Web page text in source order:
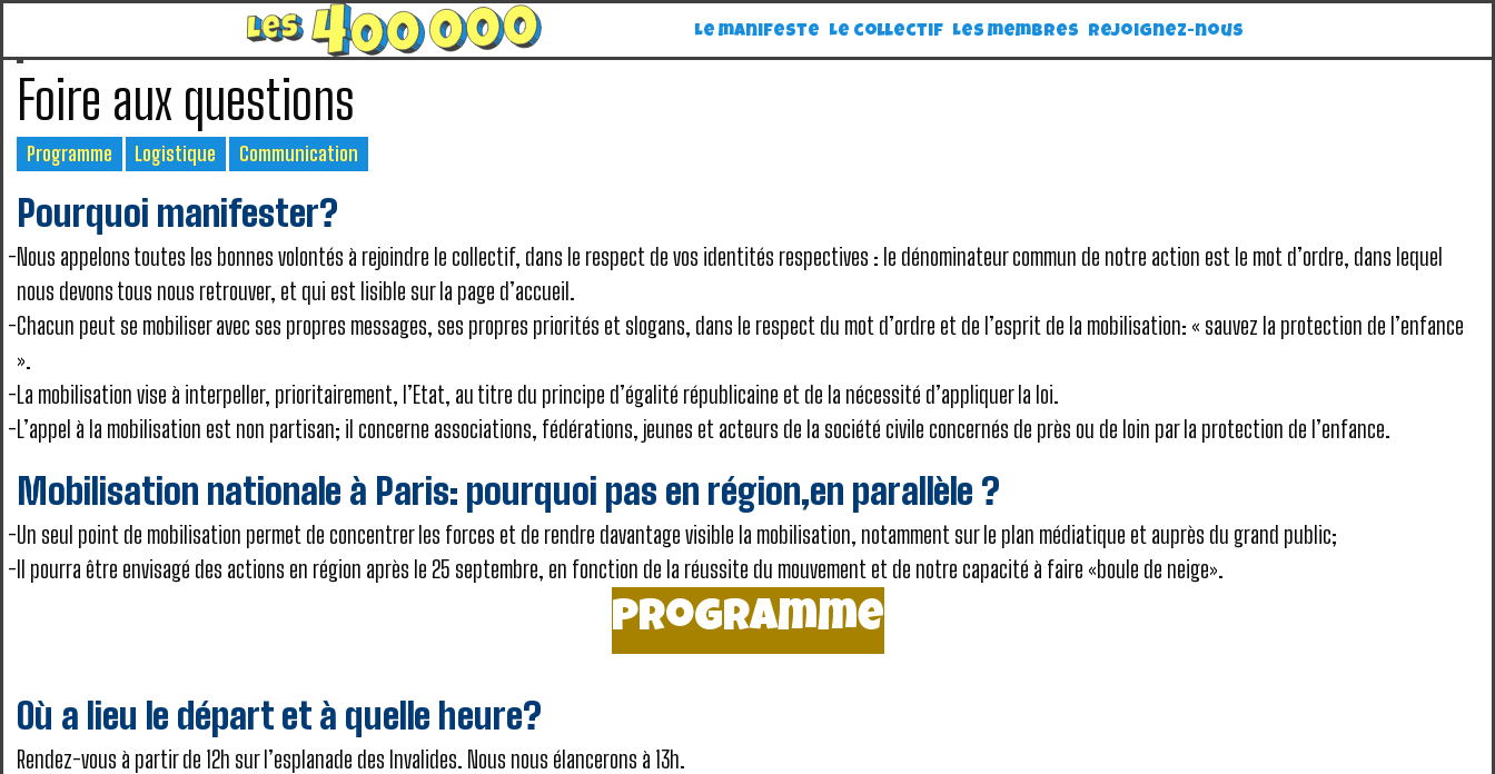
Le manifeste Le collectif Les membres Rejoignez-nous
Foire aux questions
Programme Logistique Communication
Pourquoi manifester?
Nous appelons toutes les bonnes volontés à rejoindre le collectif, dans le respect de vos identités respectives : le dénominateur commun de notre action est le mot d’ordre, dans lequel
nous devons tous nous retrouver, et qui est lisible sur la page d’accueil.
Chacun peut se mobiliser avec ses propres messages, ses propres priorités et slogans, dans le respect du mot d’ordre et de l’esprit de la mobilisation: « sauvez la protection de l’enfance
».
La mobilisation vise à interpeller, prioritairement, l’Etat, au titre du principe d’égalité républicaine et de la nécessité d’appliquer la loi.
L’appel à la mobilisation est non partisan; il concerne associations, fédérations, jeunes et acteurs de la société civile concernés de près ou de loin par la protection de l’enfance.
Mobilisation nationale à Paris: pourquoi pas en région,en parallèle ?
Un seul point de mobilisation permet de concentrer les forces et de rendre davantage visible la mobilisation, notamment sur le plan médiatique et auprès du grand public;
Il pourra être envisagé des actions en région après le 25 septembre, en fonction de la réussite du mouvement et de notre capacité à faire «boule de neige».
Programme
Où a lieu le départ et à quelle heure?
Rendez-vous à partir de 12h sur l’esplanade des Invalides. Nous nous élancerons à 13h.